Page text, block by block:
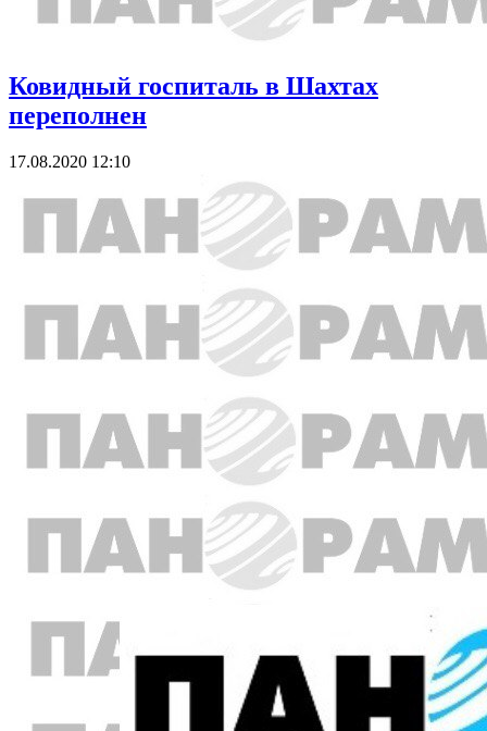
Ковидный госпиталь в Шахтах
переполнен
17.08.2020 12:10